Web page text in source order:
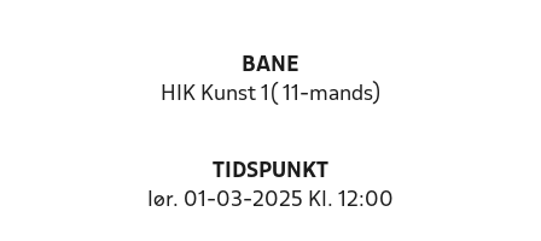
BANE
HIK Kunst 1( 11-mands)
TIDSPUNKT
lør. 01-03-2025 Kl. 12:00